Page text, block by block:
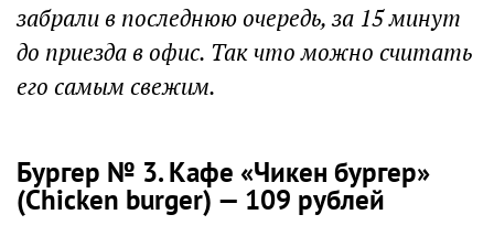
забрали в последнюю очередь, за 15 минут
до приезда в офис. Так что можно считать
его самым свежим.
Бургер № 3. Кафе «Чикен бургер»
(Chicken burger) — 109 рублей